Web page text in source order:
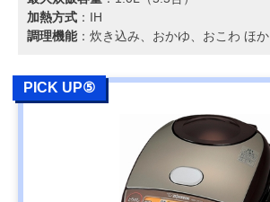
加熱方式 ：IH
調理機能：炊き込み、おかゆ、おこわ ほか
PICK UP⑤